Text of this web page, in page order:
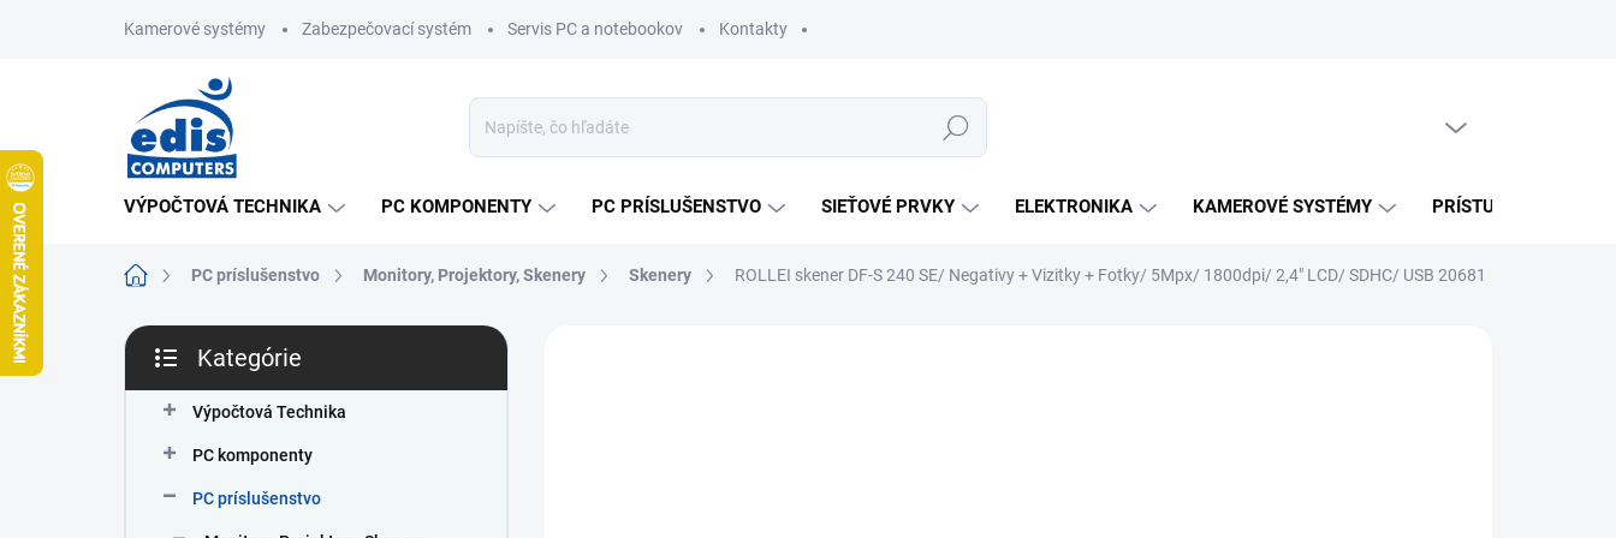
Kamerové systémy Zabezpečovací systém Servis PC a notebookov Kontakty
Hľadať
VÝPOČTOVÁ TECHNIKA PC KOMPONENTY PC PRÍSLUŠENSTVO SIEŤOVÉ PRVKY ELEKTRONIKA KAMEROVÉ SYSTÉMY PRÍSTUPOVÉ
DomovPC príslušenstvo Monitory, Projektory, Skenery Skenery ROLLEI skener DF-S 240 SE/ Negativy + Vizitky + Fotky/ 5Mpx/ 1800dpi/ 2,4" LCD/ SDHC/ USB 20681
B
č
kategórie
Kategórie
Výpočtová Technika
PC komponenty
PC príslušenstvo